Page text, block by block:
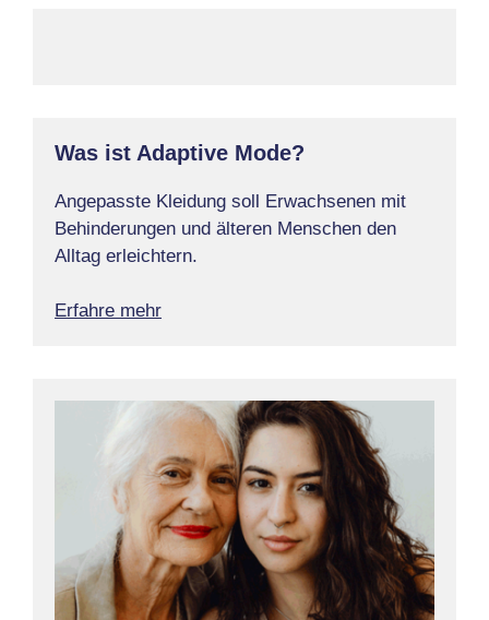
Was ist Adaptive Mode?
Angepasste Kleidung soll Erwachsenen mit
Behinderungen und älteren Menschen den
Alltag erleichtern.
Erfahre mehr